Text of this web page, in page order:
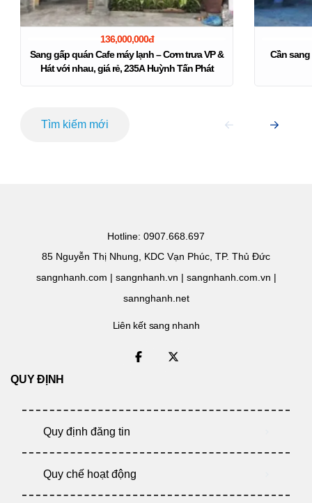
136,000,000đ
Sang gấp quán Cafe máy lạnh – Cơm trưa VP &
Hát với nhau, giá rẻ, 235A Huỳnh Tấn Phát
Cần sang
Tìm kiếm mới
Hotline: 0907.668.697
85 Nguyễn Thị Nhung, KDC Vạn Phúc, TP. Thủ Đức
sangnhanh.com | sangnhanh.vn | sangnhanh.com.vn |
sannghanh.net
Liên kết sang nhanh
QUY ĐỊNH
Quy định đăng tin
Quy chế hoạt động